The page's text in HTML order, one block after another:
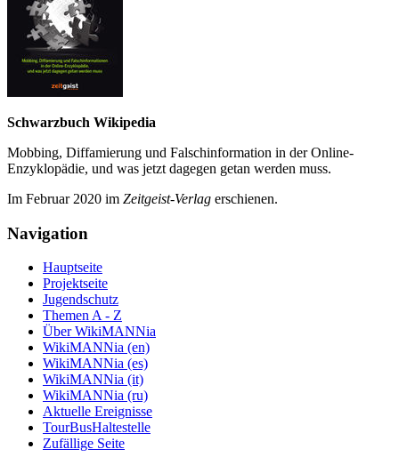
Schwarzbuch Wikipedia
Mobbing, Diffamierung und Falsch­information in der Online-
Enzyklo­pädie, und was jetzt da­gegen getan werden muss.
Im Februar 2020 im Zeit­geist-Verlag erschienen.
Navigation
Hauptseite
Projektseite
Jugendschutz
Themen A - Z
Über WikiMANNia
WikiMANNia (en)
WikiMANNia (es)
WikiMANNia (it)
WikiMANNia (ru)
Aktuelle Ereignisse
TourBusHaltestelle
Zufällige Seite